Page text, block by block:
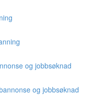
og jobbsøknad
og jobbsøknad